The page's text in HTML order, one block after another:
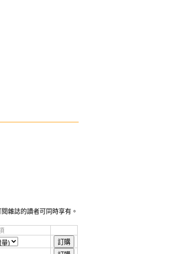
雜誌的讀者可同時享有。